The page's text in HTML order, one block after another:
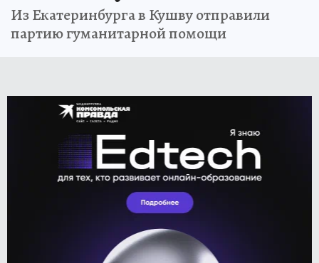
Из Екатеринбурга в Кушву отправили
партию гуманитарной помощи